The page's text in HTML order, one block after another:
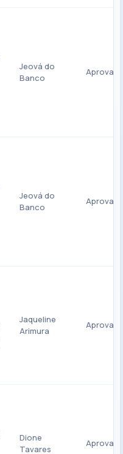
Jeová do
Banco
Jeová do
Banco
Jaqueline
Arimura
Dione
Tavares